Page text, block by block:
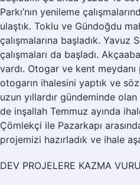
Parkı’nın yenileme
ulaştık. Toklu ve Gündoğdu
çalışmalarına başladık. Yavuz
çalışmaları da başladı.
vardı. Otogar ve kent
otogarın ihalesini yaptık ve
uzun yıllardır gündeminde
de inşallah Temmuz ayında
Çömlekçi ile Pazarkapı
projemizi hazırladık ve ihale
DEV PROJELERE KAZMA